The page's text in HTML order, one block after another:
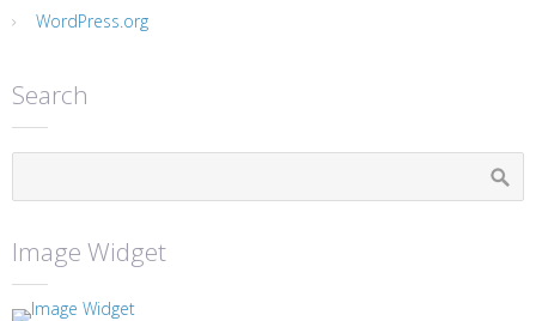
WordPress.org
Search
Image Widget